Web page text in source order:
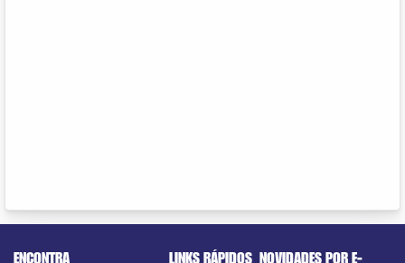
ENCONTRA
LINKS RÁPIDOS NOVIDADES POR E-